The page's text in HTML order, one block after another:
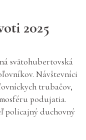
2025
svätohubertovská
Návštevníci
trubačov,
podujatia.
policajný duchovný